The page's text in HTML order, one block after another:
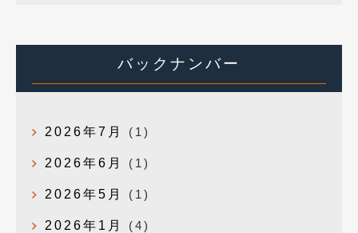
バックナンバー
2026年7月 (1)
2026年6月 (1)
2026年5月 (1)
2026年1月 (4)